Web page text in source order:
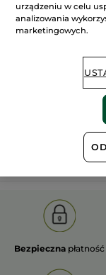
100%
Pokaż
OLD
Bezpieczna płatność
urządzeniu w celu
analizowania
marketingowych.